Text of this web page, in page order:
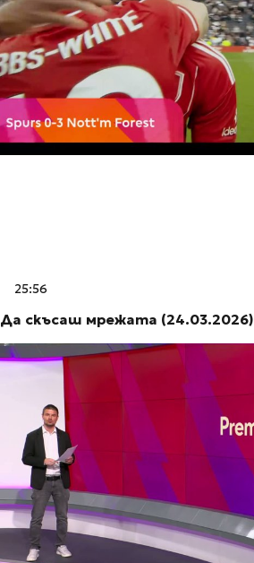
25:56
Да скъсаш мрежата (24.03.2026)